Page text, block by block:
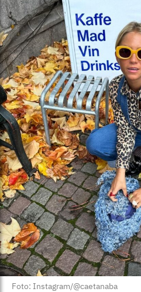
Foto: Instagram/@caetanaba